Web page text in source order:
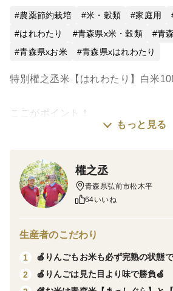
農薬節約栽培 米・穀類 家庭用
はれわたり
青森県x米・穀類
青
青森県xお米
青森県xはれわたり
特別權之丞米【はれわたり】白米
ここがポイント！
・權之丞の農薬節減米（農薬の使用
・窯の蒸気をしっかり抱えてなめら
い食感
・おいしさ成分のバランスが良い
もっと見る
權之丞
青森県弘前市松木平
64いいね
生産者のこだわり
1
🍎りんごもお米も必ず完熟の状態
2
🍎りんごは見た目より味で勝負🍏